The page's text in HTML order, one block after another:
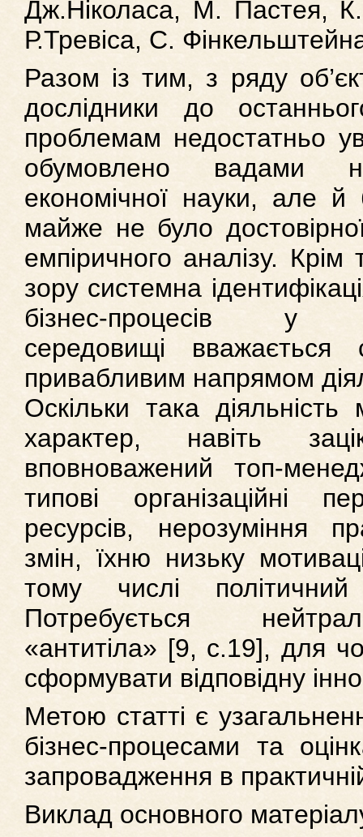
Дж.Ніколаса, М. Пастея,
Р.Тревіса, С.
Разом із тим, з ряду
дослідники до
проблемам недостатньо
обумовлено вадами
економічної науки, але й
майже не було
емпіричного аналізу. Крім
зору системна
бізнес-процесів у
середовищі
привабливим напрямом
Оскільки така діяльність
характер, навіть
вповноважений топ-
типові організаційні
ресурсів, нерозуміння
змін, їхню низьку
тому числі
Потребується
«антитіла» [9, с.19], для
сформувати відповідну
Метою статті є
бізнес-процесами та
запровадження в
Виклад основного